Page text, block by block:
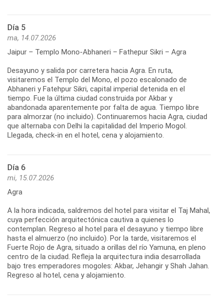
Día 5
ma, 14.07.2026
Jaipur – Templo Mono-Abhaneri – Fathepur Sikri – Agra
Desayuno y salida por carretera hacia Agra. En ruta,
visitaremos el Templo del Mono, el pozo escalonado de
Abhaneri y Fatehpur Sikri, capital imperial detenida en el
tiempo. Fue la última ciudad construida por Akbar y
abandonada aparentemente por falta de agua. Tiempo libre
para almorzar (no incluido). Continuaremos hacia Agra, ciudad
que alternaba con Delhi la capitalidad del Imperio Mogol.
Llegada, check-in en el hotel, cena y alojamiento.
Día 6
mi, 15.07.2026
Agra
A la hora indicada, saldremos del hotel para visitar el Taj Mahal,
cuya perfección arquitectónica cautiva a quienes lo
contemplan. Regreso al hotel para el desayuno y tiempo libre
hasta el almuerzo (no incluido). Por la tarde, visitaremos el
Fuerte Rojo de Agra, situado a orillas del río Yamuna, en pleno
centro de la ciudad. Refleja la arquitectura india desarrollada
bajo tres emperadores mogoles: Akbar, Jehangir y Shah Jahan.
Regreso al hotel, cena y alojamiento.